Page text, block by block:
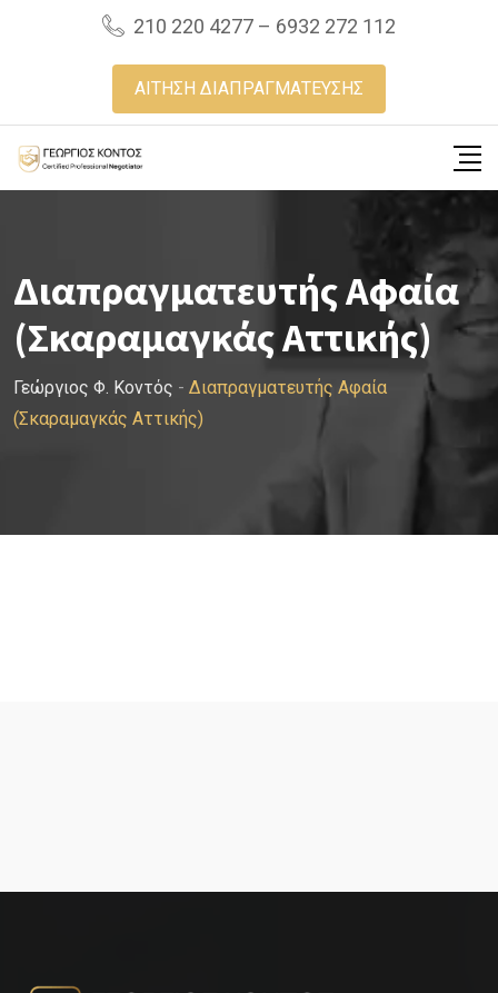
210 220 4277 – 6932 272 112
ΑΙΤΗΣΗ ΔΙΑΠΡΑΓΜΑΤΕΥΣΗΣ
Διαπραγματευτής Αφαία
(Σκαραμαγκάς Αττικής)
Γεώργιος Φ. Κοντός - Διαπραγματευτής Αφαία
(Σκαραμαγκάς Αττικής)